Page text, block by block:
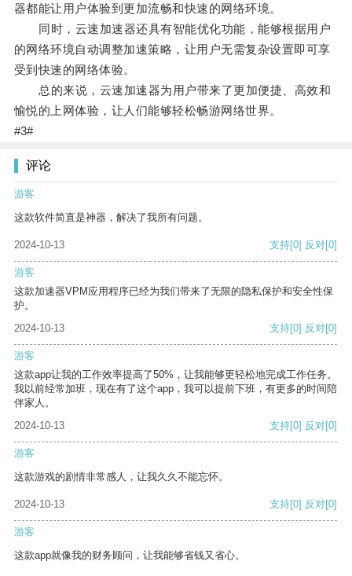
器都能让用户体验到更加流畅和快速的网络环境。
同时，云速加速器还具有智能优化功能，能够根据用户
的网络环境自动调整加速策略，让用户无需复杂设置即可享
受到快速的网络体验。
总的来说，云速加速器为用户带来了更加便捷、高效和
愉悦的上网体验，让人们能够轻松畅游网络世界。
#3#
评论
游客
这款软件简直是神器，解决了我所有问题。
2024-10-13 支持[0] 反对[0]
游客
这款加速器VPM应用程序已经为我们带来了无限的隐私保护和安全性保
护。
2024-10-13
支持[0] 反对[0]
游客
这款app让我的工作效率提高了50%，让我能够更轻松地完成工作任务。
我以前经常加班，现在有了这个app，我可以提前下班，有更多的时间陪
伴家人。
2024-10-13
支持[0] 反对[0]
游客
这款游戏的剧情非常感人，让我久久不能忘怀。
2024-10-13 支持[0] 反对[0]
游客
这款app就像我的财务顾问，让我能够省钱又省心。